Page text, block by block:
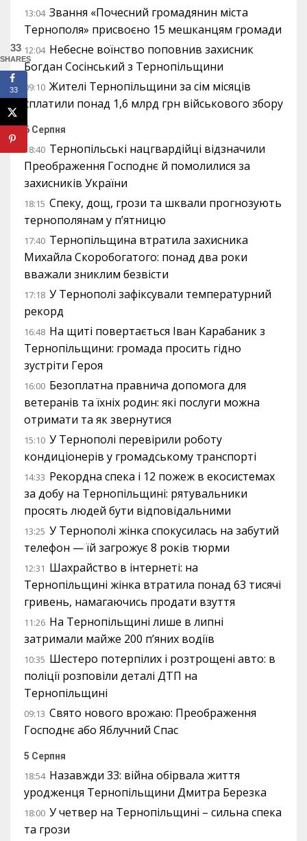
13:04 Звання «Почесний громадянин міста
Тернополя» присвоєно 15 мешканцям громади
12:04 Небесне воїнство поповнив захисник
Богдан Сосінський з Тернопільщини
09:10 Жителі Тернопільщини за сім місяців
сплатили понад 1,6 млрд грн військового збору
6 Серпня
18:40 Тернопільські нацгвардійці відзначили
Преображення Господнє й помолилися за
захисників України
18:15 Спеку, дощ, грози та шквали прогнозують
тернополянам у п’ятницю
17:40 Тернопільщина втратила захисника
Михайла Скоробогатого: понад два роки
вважали зниклим безвісти
17:18 У Тернополі зафіксували температурний
рекорд
16:48 На щиті повертається Іван Карабаник з
Тернопільщини: громада просить гідно
зустріти Героя
16:00 Безоплатна правнича допомога для
ветеранів та їхніх родин: які послуги можна
отримати та як звернутися
15:10 У Тернополі перевірили роботу
кондиціонерів у громадському транспорті
14:33 Рекордна спека і 12 пожеж в екосистемах
за добу на Тернопільщині: рятувальники
просять людей бути відповідальними
13:25 У Тернополі жінка спокусилась на забутий
телефон — їй загрожує 8 років тюрми
12:31 Шахрайство в інтернеті: на
Тернопільщині жінка втратила понад 63 тисячі
гривень, намагаючись продати взуття
11:26 На Тернопільщині лише в липні
затримали майже 200 п’яних водіїв
10:35 Шестеро потерпілих і розтрощені авто: в
поліції розповіли деталі ДТП на
Тернопільщині
09:13 Свято нового врожаю: Преображення
Господнє або Яблучний Спас
5 Серпня
18:54 Назавжди 33: війна обірвала життя
уродженця Тернопільщини Дмитра Березка
18:00 У четвер на Тернопільщині – сильна спека
та грози
33
SHARES
33